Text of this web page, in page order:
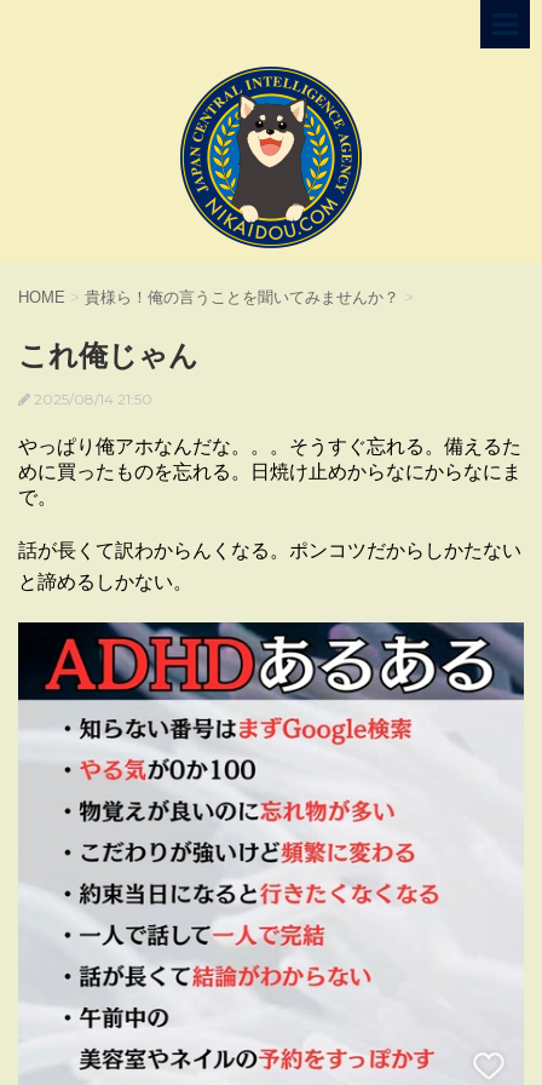
HOME > 貴様ら！俺の言うことを聞いてみませんか？ >
これ俺じゃん
2025/08/14 21:50
やっぱり俺アホなんだな。。。そうすぐ忘れる。備えるた
めに買ったものを忘れる。日焼け止めからなにからなにま
で。
話が長くて訳わからんくなる。ポンコツだからしかたない
と諦めるしかない。